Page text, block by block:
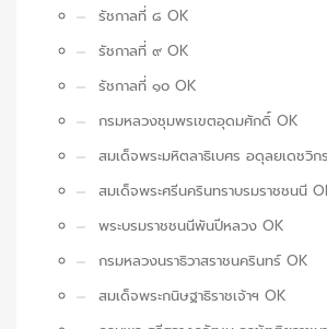
รัชกาลที่ ๘ OK
รัชกาลที่ ๙ OK
รัชกาลที่ ๑๐ OK
กรมหลวงชุมพรเขตอุดมศักดิ์ OK
สมเด็จพระมหิตลาธิเบศร อดุลยเดชวิก
สมเด็จพระศรีนครินทราบรมราชชนนี
พระบรมราชชนนีพันปีหลวง OK
กรมหลวงนราธิวาสราชนครินทร์ OK
สมเด็จพระกนิษฐาธิราชเจ้าฯ OK